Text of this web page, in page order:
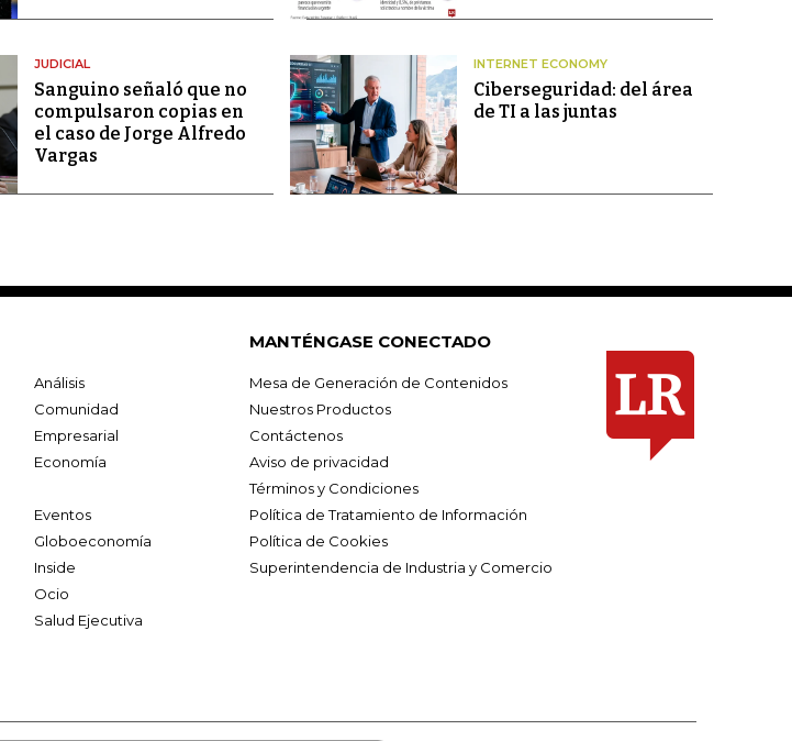
JUDICIAL
Sanguino señaló que no
compulsaron copias en
el caso de Jorge Alfredo
Vargas
INTERNET ECONOMY
Ciberseguridad: del área
de TI a las juntas
Análisis
Comunidad
Empresarial
Economía
Eventos
Globoeconomía
Inside
Ocio
Salud Ejecutiva
MANTÉNGASE CONECTADO
Mesa de Generación de Contenidos
Nuestros Productos
Contáctenos
Aviso de privacidad
Términos y Condiciones
Política de Tratamiento de Información
Política de Cookies
Superintendencia de Industria y Comercio